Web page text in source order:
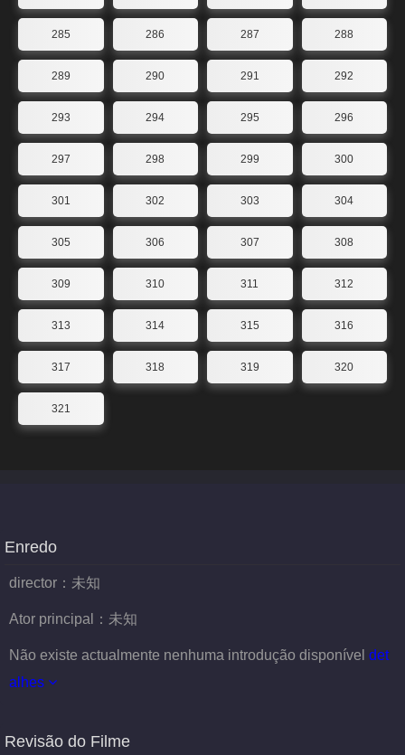
285 286 287 288
289 290 291 292
293 294 295 296
297 298 299 300
301 302 303 304
305 306 307 308
309 310 311 312
313 314 315 316
317 318 319 320
321
Enredo
director： 未知
Ator principal： 未知
Não existe actualmente nenhuma introdução disponível det
alhes
Revisão do Filme